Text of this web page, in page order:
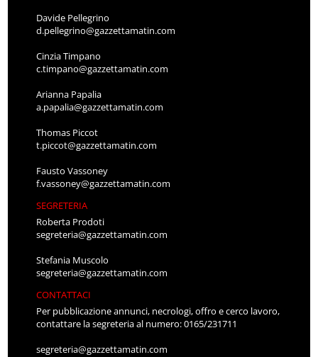
Davide Pellegrino
d.pellegrino@gazzettamatin.com
Cinzia Timpano
c.timpano@gazzettamatin.com
Arianna Papalia
a.papalia@gazzettamatin.com
Thomas Piccot
t.piccot@gazzettamatin.com
Fausto Vassoney
f.vassoney@gazzettamatin.com
SEGRETERIA
Roberta Prodoti
segreteria@gazzettamatin.com
Stefania Muscolo
segreteria@gazzettamatin.com
CONTATTACI
Per pubblicazione annunci, necrologi, offro e cerco lavoro,
contattare la segreteria al numero: 0165/231711
segreteria@gazzettamatin.com